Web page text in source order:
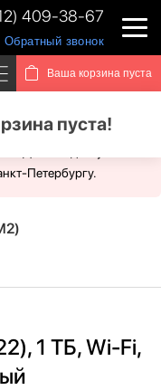
409-38-67
Обратный звонок
Ваша корзина пуста
пуста!
Для Вас доступен
Петербургу.
1 ТБ, Wi-Fi,